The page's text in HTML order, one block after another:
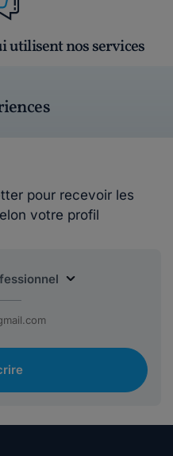
utilisent nos services
pour recevoir les
votre profil